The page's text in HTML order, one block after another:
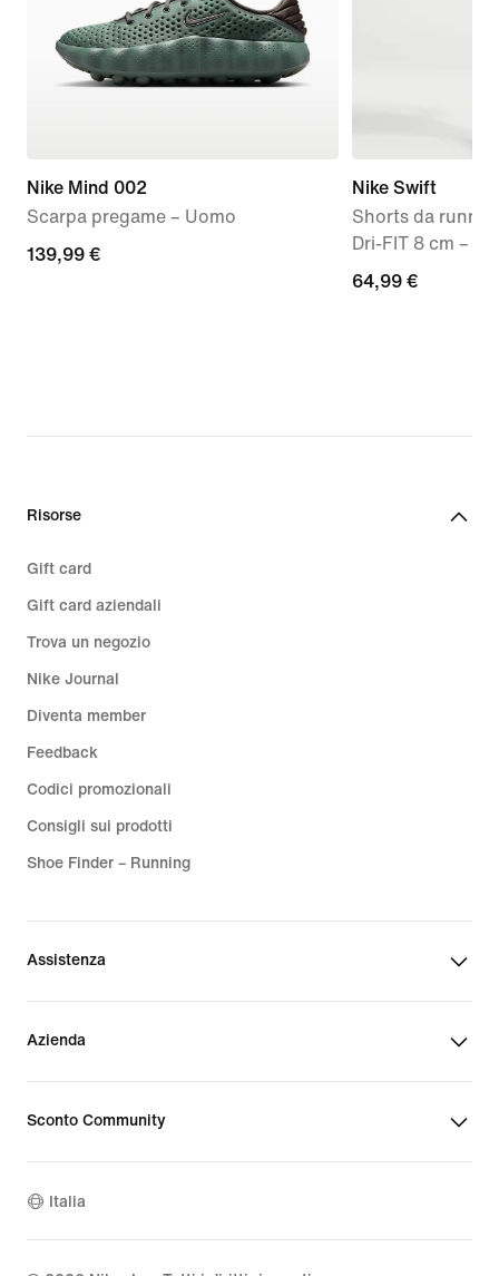
Nike Mind 002
Scarpa pregame – Uomo
139,99
139,99 €
Nike Swift
Shorts da
Dri-FIT 8 cm –
64,99
64,99 €
Risorse
Gift card
Gift card aziendali
Trova un negozio
Nike Journal
Diventa member
Feedback
Codici promozionali
Consigli sui prodotti
Shoe Finder – Running
Assistenza
Azienda
Sconto Community
Italia